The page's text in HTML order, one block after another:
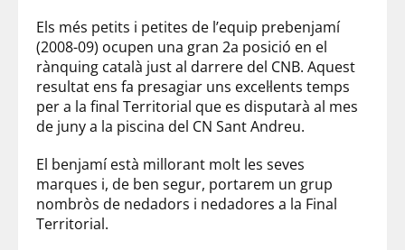
Els més petits i petites de l’equip prebenjamí
(2008-09) ocupen una gran 2a posició en el
rànquing català just al darrere del CNB. Aquest
resultat ens fa presagiar uns excel·lents temps
per a la final Territorial que es disputarà al mes
de juny a la piscina del CN Sant Andreu.
El benjamí està millorant molt les seves
marques i, de ben segur, portarem un grup
nombròs de nedadors i nedadores a la Final
Territorial.